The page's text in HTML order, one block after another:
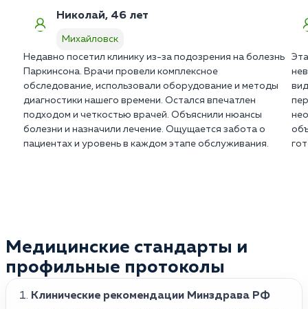
Николай, 46 лет
Михайловск
Недавно посетил клинику из-за подозрения на болезнь
Паркинсона. Врачи провели комплексное
обследование, использовали оборудование и методы
диагностики нашего времени. Остался впечатлен
подходом и четкостью врачей. Объяснили нюансы
болезни и назначили лечение. Ощущается забота о
пациентах и уровень в каждом этапе обслуживания.
Медицинские стандарты и
профильные протоколы
Клинические рекомендации Минздрава РФ